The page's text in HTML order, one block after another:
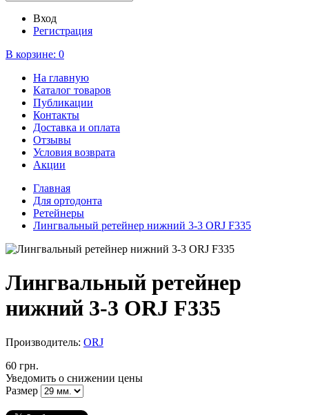
Вход
Регистрация
В корзине: 0
На главную
Каталог товаров
Публикации
Контакты
Доставка и оплата
Отзывы
Условия возврата
Акции
Главная
Для ортодонта
Ретейнеры
Лингвальный ретейнер нижний 3-3 ORJ F335
Лингвальный ретейнер
нижний 3-3 ORJ F335
Производитель: ORJ
60 грн.
Уведомить о снижении цены
Размер